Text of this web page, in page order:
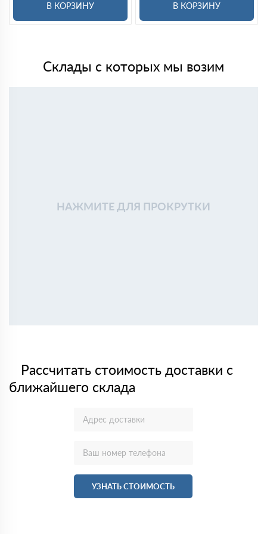
В КОРЗИНУ В КОРЗИНУ
Склады с которых мы возим
НАЖМИТЕ ДЛЯ ПРОКРУТКИ
Рассчитать стоимость доставки с
ближайшего склада
УЗНАТЬ СТОИМОСТЬ